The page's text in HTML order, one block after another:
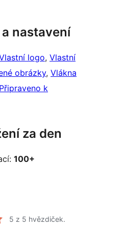
nastavení
logo, Vlastní
obrázky, Vlákna
Připraveno k
za den
100+
5 z 5 hvězdiček.